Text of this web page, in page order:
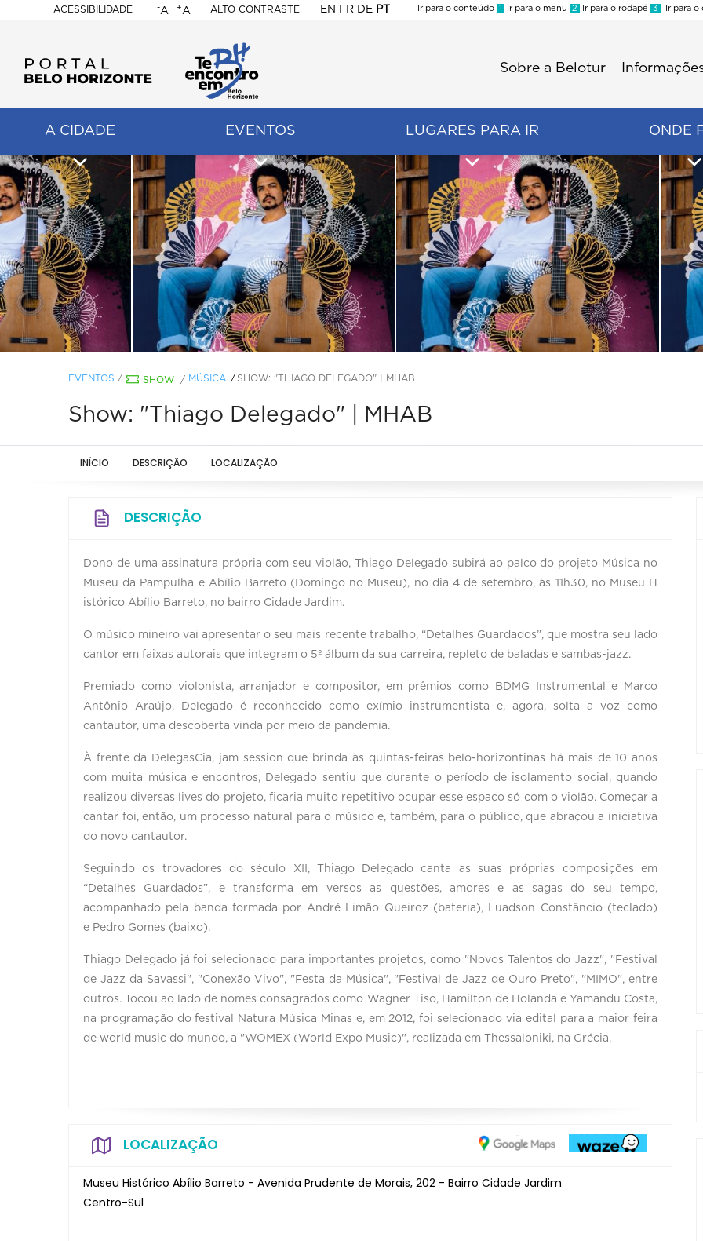
ACESSIBILIDADE
BELO
HORIZONTE
-A +A ALTO CONTRASTE EN FR DE PT
Ir para o conteúdo 1 Ir para o menu 2 Ir para o rodapé 3 Ir para o
Sobre a Belotur
A CIDADE EVENTOS LUGARES PARA IR ONDE
EVENTOS / SHOW / MÚSICA SHOW: "THIAGO DELEGADO" | MHAB
Show: "Thiago Delegado" | MHAB
INÍCIO DESCRIÇÃO LOCALIZAÇÃO
DESCRIÇÃO
Dono de uma assinatura própria com seu violão, Thiago Delegado subirá ao palco do projeto Música no
Museu da Pampulha e Abílio Barreto (Domingo no Museu), no dia 4 de setembro, às 11h30, no Museu H
istórico Abílio Barreto, no bairro Cidade Jardim.
O músico mineiro vai apresentar o seu mais recente trabalho, “Detalhes Guardados”, que mostra seu lado
cantor em faixas autorais que integram o 5º álbum da sua carreira, repleto de baladas e sambas-jazz.
Premiado como violonista, arranjador e compositor, em prêmios como BDMG Instrumental e Marco
Antônio Araújo, Delegado é reconhecido como exímio instrumentista e, agora, solta a voz como
cantautor, uma descoberta vinda por meio da pandemia.
À frente da DelegasCia, jam session que brinda às quintas-feiras belo-horizontinas há mais de 10 anos
com muita música e encontros, Delegado sentiu que durante o período de isolamento social, quando
realizou diversas lives do projeto, ficaria muito repetitivo ocupar esse espaço só com o violão. Começar a
cantar foi, então, um processo natural para o músico e, também, para o público, que abraçou a iniciativa
do novo cantautor.
Seguindo os trovadores do século XII, Thiago Delegado canta as suas próprias composições em
“Detalhes Guardados”, e transforma em versos as questões, amores e as sagas do seu tempo,
acompanhado pela banda formada por André Limão Queiroz (bateria), Luadson Constâncio (teclado)
e Pedro Gomes (baixo).
Thiago Delegado já foi selecionado para importantes projetos, como "Novos Talentos do Jazz", "Festival
de Jazz da Savassi", "Conexão Vivo", "Festa da Música", "Festival de Jazz de Ouro Preto", "MIMO", entre
outros. Tocou ao lado de nomes consagrados como Wagner Tiso, Hamilton de Holanda e Yamandu Costa,
na programação do festival Natura Música Minas e, em 2012, foi selecionado via edital para a maior feira
de world music do mundo, a "WOMEX (World Expo Music)", realizada em Thessaloniki, na Grécia.
LOCALIZAÇÃO
Museu Histórico Abílio Barreto - Avenida Prudente de Morais, 202 - Bairro Cidade Jardim
Centro-Sul